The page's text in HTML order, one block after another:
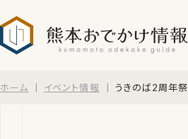
ホーム イベント情報 うきのば2周年祭